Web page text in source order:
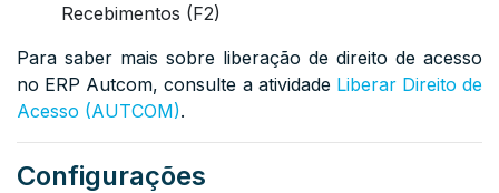
Recebimentos (F2)
Para saber mais sobre liberação de direito de acesso
no ERP Autcom, consulte a atividade Liberar Direito de
Acesso (AUTCOM).
Configurações